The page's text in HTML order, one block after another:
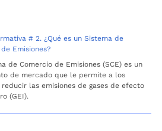
# 2. ¿Qué es un Sistema de
Emisiones?
de Comercio de Emisiones (SCE) es un
de mercado que le permite a los
reducir las emisiones de gases de efecto
(GEI).